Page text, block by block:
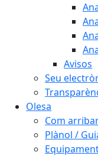
Avisos
Seu
Olesa
Com
Plànol /